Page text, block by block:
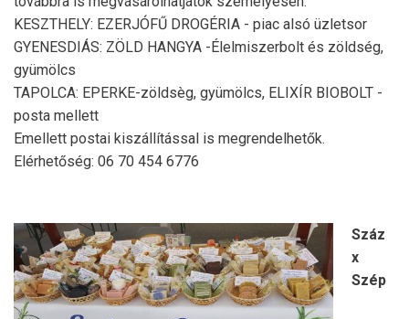
KESZTHELY: EZERJÓFŰ DROGÉRIA - piac alsó üzletsor
GYENESDIÁS: ZÖLD HANGYA -Élelmiszerbolt és zöldség,
gyümölcs
TAPOLCA: EPERKE-zöldsèg, gyümölcs, ELIXÍR BIOBOLT -
posta mellett
Emellett postai kiszállítással is megrendelhetők.
Elérhetőség: 06 70 454 6776
Száz
x
Szép